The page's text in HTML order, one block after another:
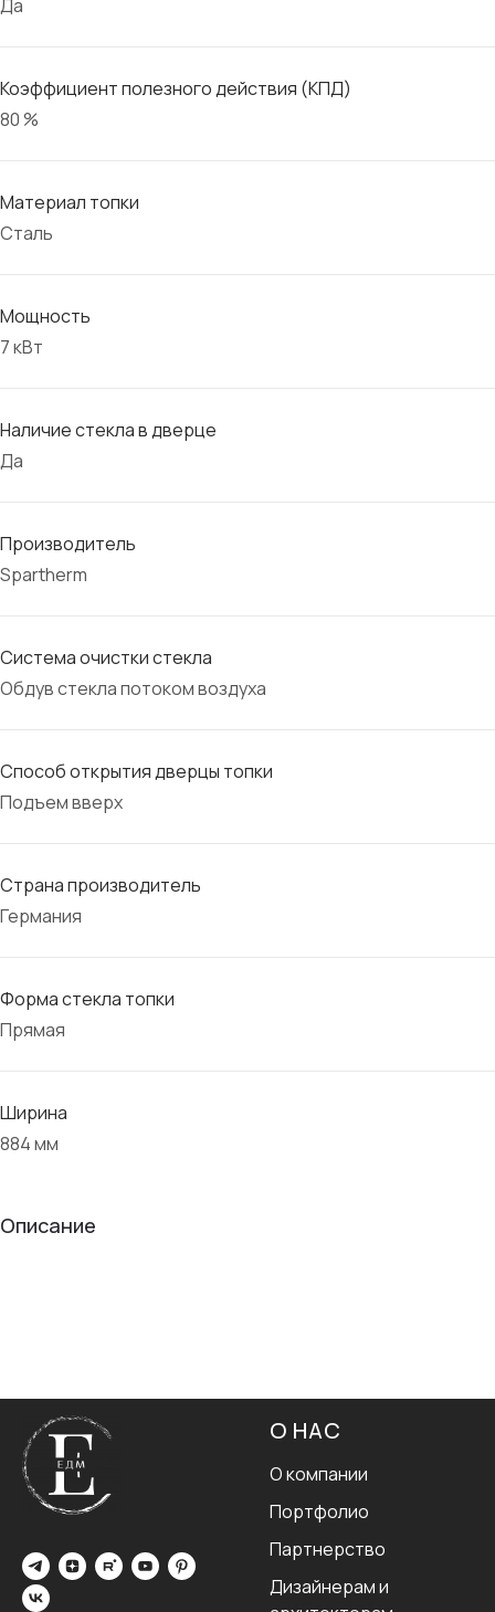
Да
Коэффициент полезного действия (КПД)
80 %
Материал топки
Сталь
Мощность
7 кВт
Наличие стекла в дверце
Да
Производитель
Spartherm
Система очистки стекла
Обдув стекла потоком воздуха
Способ открытия дверцы топки
Подъем вверх
Страна производитель
Германия
Форма стекла топки
Прямая
Ширина
884 мм
Описание
О НАС
О компании
Портфолио
Партнерство
Дизайнерам и